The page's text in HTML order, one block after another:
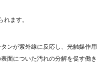
ます。
ンが紫外線に反応し、光触媒作用
面についた汚れの分解を促す働き